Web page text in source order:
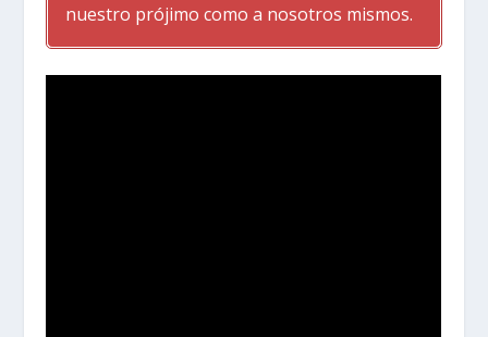
nuestro prójimo como a nosotros mismos.